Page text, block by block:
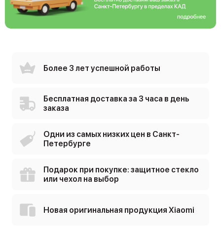
Более 3 лет успешной работы
Бесплатная доставка за 3 часа в день
заказа
Одни из самых низких цен в Санкт-
Петербурге
Подарок при покупке: защитное стекло
или чехол на выбор
Новая оригинальная продукция Xiaomi